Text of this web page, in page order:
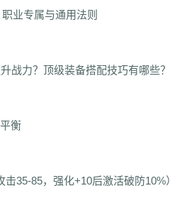
业专属与通用法则
战力？顶级装备搭配技巧有哪些？
衡
35-85，强化+10后激活破防10%）